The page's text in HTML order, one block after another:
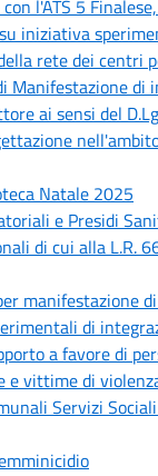
l'ATS 5
iniziativa
rete dei centri
Manifestazione di
ai sensi del
Natale 2025
e Presidi
di cui alla L.R.
manifestazione
di
a favore di
e vittime di
Servizi